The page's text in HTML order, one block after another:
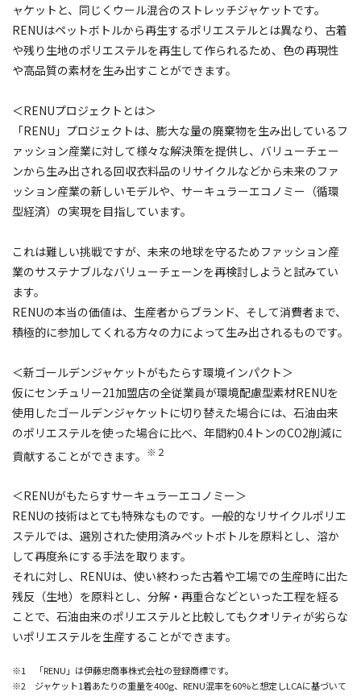
ャケットと、同じくウール混合のストレッチジャケットです。
RENUはペットボトルから再生するポリエステルとは異なり、古着
や残り生地のポリエステルを再生して作られるため、色の再現性
や高品質の素材を生み出すことができます。
＜RENUプロジェクトとは＞
「RENU」プロジェクトは、膨大な量の廃棄物を生み出しているフ
ァッション産業に対して様々な解決策を提供し、バリューチェー
ンから生み出される回収衣料品のリサイクルなどから未来のファ
ッション産業の新しいモデルや、サーキュラーエコノミー（循環
型経済）の実現を目指しています。
これは難しい挑戦ですが、未来の地球を守るためファッション産
業のサステナブルなバリューチェーンを再検討しようと試みてい
ます。
RENUの本当の価値は、生産者からブランド、そして消費者まで、
積極的に参加してくれる方々の力によって生み出されるものです。
＜新ゴールデンジャケットがもたらす環境インパクト＞
仮にセンチュリー21加盟店の全従業員が環境配慮型素材RENUを
使用したゴールデンジャケットに切り替えた場合には、石油由来
のポリエステルを使った場合に比べ、年間約0.4トンのCO2削減に
貢献することができます。 ※２
＜RENUがもたらすサーキュラーエコノミー＞
RENUの技術はとても特殊なものです。一般的なリサイクルポリエ
ステルでは、選別された使用済みペットボトルを原料とし、溶か
して再度糸にする手法を取ります。
それに対し、RENUは、使い終わった古着や工場での生産時に出た
残反（生地）を原料とし、分解・再重合などといった工程を経る
ことで、石油由来のポリエステルと比較してもクオリティが劣らな
いポリエステルを生産することができます。
※1 「RENU」は伊藤忠商事株式会社の登録商標です。
※2 ジャケット1着あたりの重量を400g、RENU混率を60%と想定しLCAに基づいて